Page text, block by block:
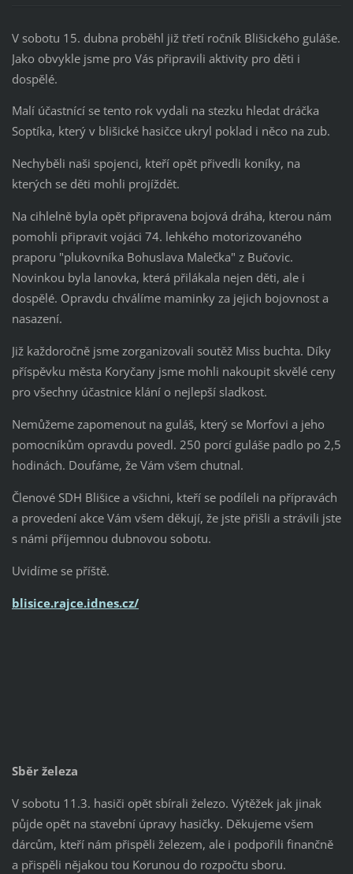
V sobotu 15. dubna proběhl již třetí ročník Blišického guláše.
Jako obvykle jsme pro Vás připravili aktivity pro děti i
dospělé.
Malí účastnící se tento rok vydali na stezku hledat dráčka
Soptíka, který v blišické hasičce ukryl poklad i něco na zub.
Nechyběli naši spojenci, kteří opět přivedli koníky, na
kterých se děti mohli projíždět.
Na cihlelně byla opět připravena bojová dráha, kterou nám
pomohli připravit vojáci 74. lehkého motorizovaného
praporu "plukovníka Bohuslava Malečka" z Bučovic.
Novinkou byla lanovka, která přilákala nejen děti, ale i
dospělé. Opravdu chválíme maminky za jejich bojovnost a
nasazení.
Již každoročně jsme zorganizovali soutěž Miss buchta. Díky
příspěvku města Koryčany jsme mohli nakoupit skvělé ceny
pro všechny účastnice klání o nejlepší sladkost.
Nemůžeme zapomenout na guláš, který se Morfovi a jeho
pomocníkům opravdu povedl. 250 porcí guláše padlo po 2,5
hodinách. Doufáme, že Vám všem chutnal.
Členové SDH Blišice a všichni, kteří se podíleli na přípravách
a provedení akce Vám všem děkují, že jste přišli a strávili jste
s námi příjemnou dubnovou sobotu.
Uvidíme se příště.
blisice.rajce.idnes.cz/
Sběr železa
V sobotu 11.3. hasiči opět sbírali železo. Výtěžek jak jinak
půjde opět na stavební úpravy hasičky. Děkujeme všem
dárcům, kteří nám přispěli železem, ale i podpořili finančně
a přispěli nějakou tou Korunou do rozpočtu sboru.